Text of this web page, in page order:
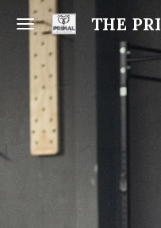
Ga
direct
hoofdinhoud
THE